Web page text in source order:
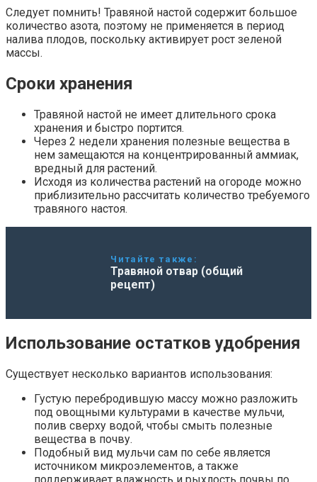
Следует помнить! Травяной настой содержит большое
количество азота, поэтому не применяется в период
налива плодов, поскольку активирует рост зеленой
массы.
Сроки хранения
Травяной настой не имеет длительного срока
хранения и быстро портится.
Через 2 недели хранения полезные вещества в
нем замещаются на концентрированный аммиак,
вредный для растений.
Исходя из количества растений на огороде можно
приблизительно рассчитать количество требуемого
травяного настоя.
Читайте также:
Травяной отвар (общий
рецепт)
Использование остатков удобрения
Существует несколько вариантов использования:
Густую перебродившую массу можно разложить
под овощными культурами в качестве мульчи,
полив сверху водой, чтобы смыть полезные
вещества в почву.
Подобный вид мульчи сам по себе является
источником микроэлементов, а также